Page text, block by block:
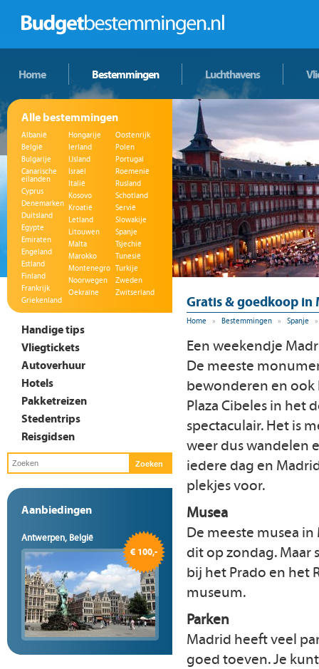
Home Bestemmingen Luchthavens
Alle bestemmingen
Albanië
België
Bulgarije
Canarische
eilanden
Cyprus
Denemarken
Duitsland
Egypte
Emiraten
Engeland
Estland
Finland
Frankrijk
Griekenland
Hongarije
Ierland
IJsland
Israël
Italië
Kosovo
Kroatië
Letland
Litouwen
Malta
Marokko
Montenegro
Noorwegen
Oekraïne
Oostenrijk
Polen
Portugal
Roemenië
Rusland
Schotland
Servië
Slowakije
Spanje
Tsjechië
Tunesië
Turkije
Zweden
Zwitserland
Handige tips
Vliegtickets
Autoverhuur
Hotels
Pakketreizen
Stedentrips
Reisgidsen
Aanbiedingen
Antwerpen, België
€ 100,-
Gratis & goedkoop in
Home » Bestemmingen » Spanje »
Een weekendje
De meeste
bewonderen en
Plaza Cibeles in het
spectaculair. Het is
weer dus wandelen
iedere dag en
plekjes voor.
Musea
De meeste musea
dit op zondag. Maar
bij het Prado en het
museum.
Parken
Madrid heeft veel
goed toeven. Je